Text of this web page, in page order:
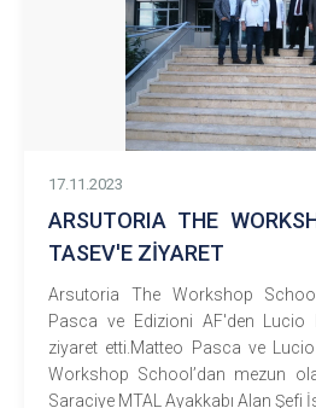
17.11.2023
ARSUTORIA THE
TASEV'E ZİYARET
Arsutoria The Workshop
Pasca ve Edizioni AF'den Lucio
ziyaret etti.Matteo Pasca ve
Workshop School’dan mezun
Saraciye MTAL Ayakkabı Alan Şefi